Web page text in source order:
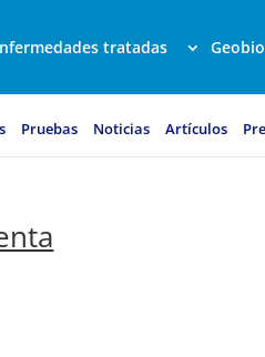
tratadas
Pruebas Noticias Artículos